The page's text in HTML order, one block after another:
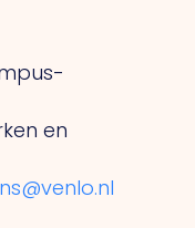
en